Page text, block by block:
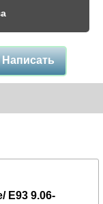
Написать
E93 9.06-